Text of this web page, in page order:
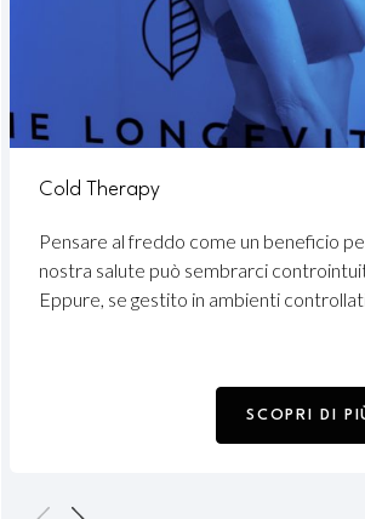
Cold Therapy
Pensare al freddo come un beneficio
nostra salute può sembrarci
Eppure, se gestito in ambienti
SCOPRI DI